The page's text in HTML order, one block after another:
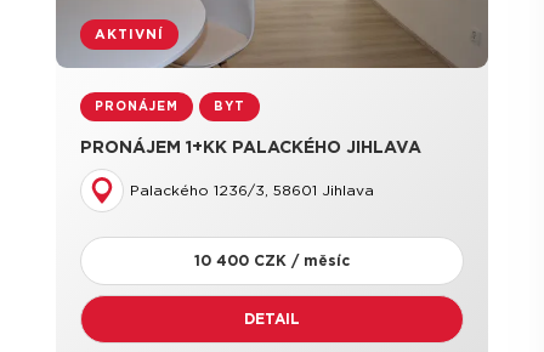
AKTIVNÍ
PRONÁJEM BYT
PRONÁJEM 1+KK PALACKÉHO JIHLAVA
Palackého 1236/3, 58601 Jihlava
10 400 CZK / měsíc
DETAIL